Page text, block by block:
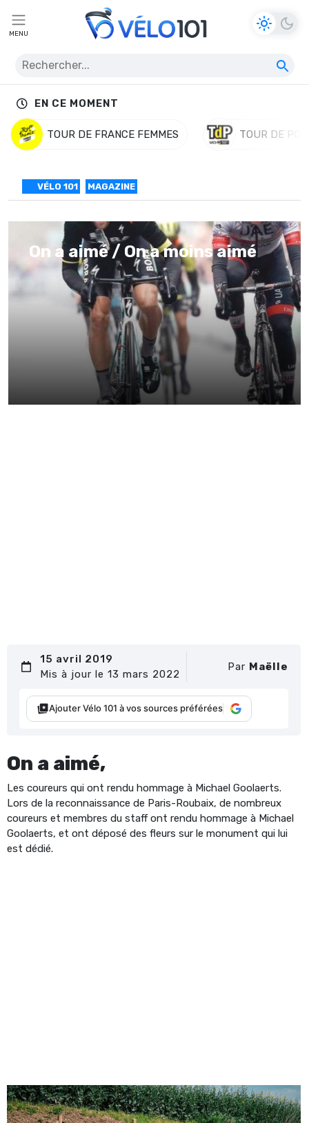
MENU
EN CE MOMENT
TOUR DE FRANCE FEMMES TOUR DE
VÉLO 101 MAGAZINE
On a aimé / On a moins aimé
15 avril 2019
Mis à jour le 13 mars 2022
Par Maëlle
Ajouter Vélo 101 à vos sources préférées
On a aimé,
Les coureurs qui ont rendu hommage à Michael Goolaerts.
Lors de la reconnaissance de Paris-Roubaix, de nombreux
coureurs et membres du staff ont rendu hommage à Michael
Goolaerts, et ont déposé des fleurs sur le monument qui lui
est dédié.